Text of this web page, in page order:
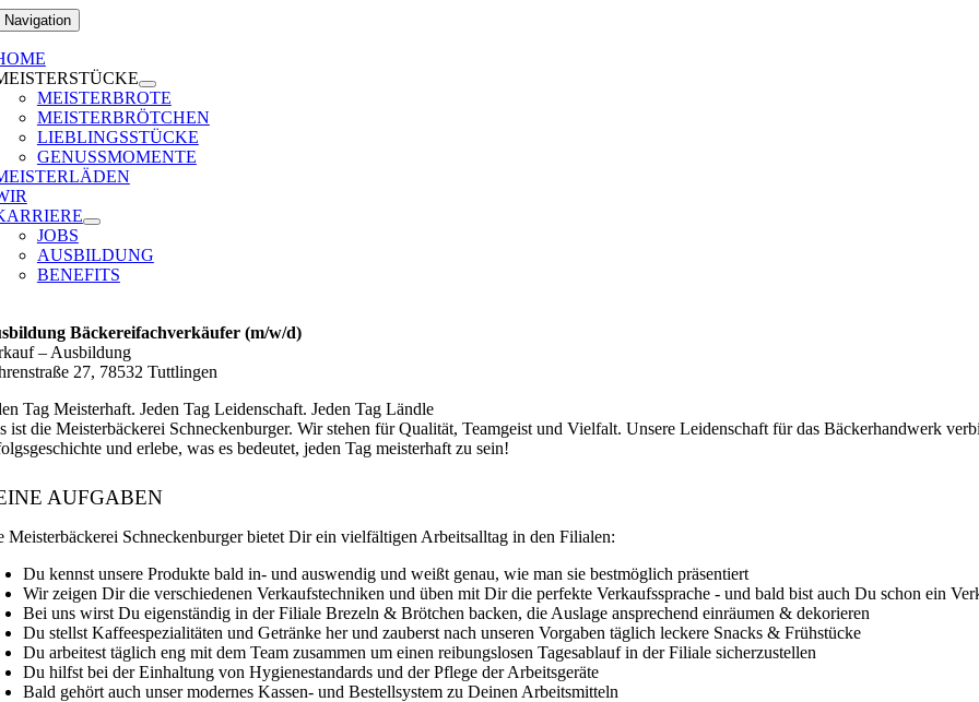
Navigation
MEISTERBROTE
MEISTERBRÖTCHEN
LIEBLINGSSTÜCKE
GENUSSMOMENTE
JOBS
AUSBILDUNG
BENEFITS
Bäckereifachverkäufer (m/w/d)
– Ausbildung
27, 78532 Tuttlingen
Tag Meisterhaft. Jeden Tag Leidenschaft. Jeden Tag Ländle
ist die Meisterbäckerei Schneckenburger. Wir stehen für Qualität, Teamgeist und Vielfalt. Unsere Leidenschaft für das Bäckerhandwerk
und erlebe, was es bedeutet, jeden Tag meisterhaft zu sein!
AUFGABEN
Meisterbäckerei Schneckenburger bietet Dir ein vielfältigen Arbeitsalltag in den Filialen:
Du kennst unsere Produkte bald in- und auswendig und weißt genau, wie man sie bestmöglich präsentiert
Wir zeigen Dir die verschiedenen Verkaufstechniken und üben mit Dir die perfekte Verkaufssprache - und bald bist auch Du schon ein
Bei uns wirst Du eigenständig in der Filiale Brezeln & Brötchen backen, die Auslage ansprechend einräumen & dekorieren
Du stellst Kaffeespezialitäten und Getränke her und zauberst nach unseren Vorgaben täglich leckere Snacks & Frühstücke
Du arbeitest täglich eng mit dem Team zusammen um einen reibungslosen Tagesablauf in der Filiale sicherzustellen
Du hilfst bei der Einhaltung von Hygienestandards und der Pflege der Arbeitsgeräte
Bald gehört auch unser modernes Kassen- und Bestellsystem zu Deinen Arbeitsmitteln